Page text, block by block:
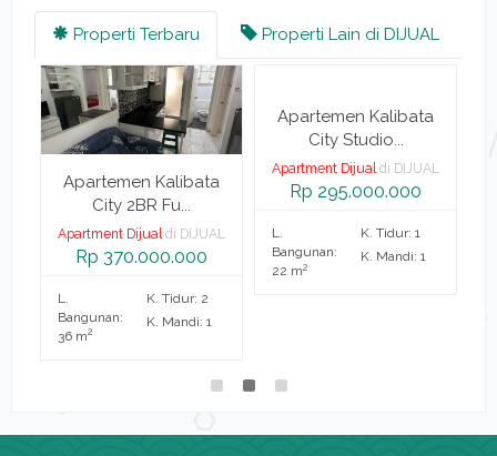
Properti Terbaru Properti Lain di DIJUAL
Apartemen Kalibata
City 2BR Fu...
Apartment Dijual di DIJUAL
Rp 370.000.000
L.
Bangunan:
36 m2
K. Tidur: 2
K. Mandi: 1
Apartemen Kalibata
City Studio...
Apartment Dijual di DIJUAL
Rp 295.000.000
L.
Bangunan:
22 m2
K. Tidur: 1
K. Mandi: 1